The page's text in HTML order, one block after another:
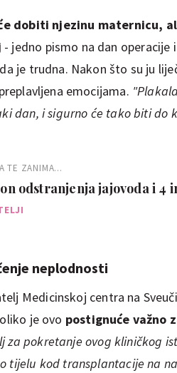
dobiti njezinu maternicu,
- jedno pismo na dan
je trudna. Nakon što su ju
emocijama.
dan, i sigurno će tako biti do
TE ZANIMA...
odstranjenja jajovoda i 4
neplodnosti
Medicinskoj centra na
je ovo postignuće važno
za pokretanje ovog kliničkog
tijelu kod transplantacije na